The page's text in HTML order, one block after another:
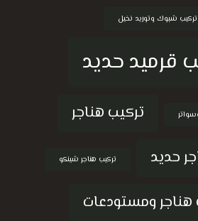
تركيب شبوك وتوريد نخيل
قرميد حديد
تركيب هناجر
حديد
تركيب هناجر شينكو
هناجر ومستودعات